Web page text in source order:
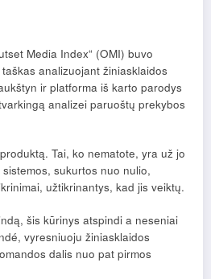
Media Index“ (OMI) buvo
analizuojant žiniasklaidos
ir platforma iš karto parodys
analizei paruoštų prekybos
Tai, ko nematote, yra už jo
sukurtos nuo nulio,
užtikrinantys, kad jis veiktų.
šis kūrinys atspindi a neseniai
vyresniuoju žiniasklaidos
dalis nuo pat pirmos